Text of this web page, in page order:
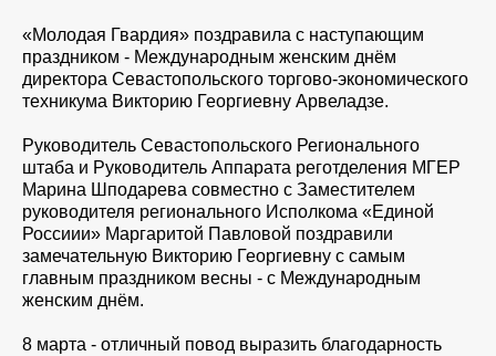
«Молодая Гвардия» поздравила с наступающим
праздником - Международным женским днём
директора Севастопольского торгово-экономического
техникума Викторию Георгиевну Арвеладзе.
Руководитель Севастопольского Регионального
штаба и Руководитель Аппарата реготделения МГЕР
Марина Шподарева совместно с Заместителем
руководителя регионального Исполкома «Единой
Россиии» Маргаритой Павловой поздравили
замечательную Викторию Георгиевну с самым
главным праздником весны - с Международным
женским днём.
8 марта - отличный повод выразить благодарность